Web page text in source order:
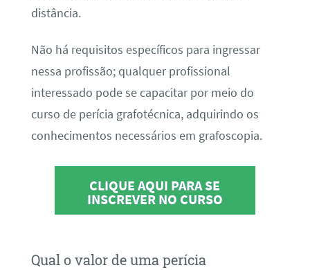
distância.
Não há requisitos específicos para ingressar
nessa profissão; qualquer profissional
interessado pode se capacitar por meio do
curso de perícia grafotécnica, adquirindo os
conhecimentos necessários em grafoscopia.
CLIQUE AQUI PARA SE
INSCREVER NO CURSO
Qual o valor de uma perícia